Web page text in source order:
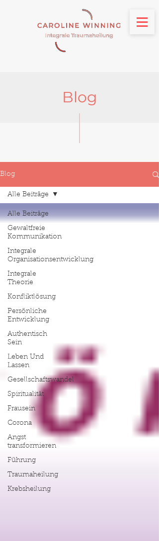
Blog
Blog
Alle Beiträge
Gewaltfreie
Kommunikation
Integrale
Organisationsentwicklung
Integrale
Theorie
Konfliktlösung
Persönliche
Entwicklung
Authentisch
Sein
Leben Und
Lassen
Gesellschaftswandel
Spiritualität
Frausein
Corona
Angst
transformieren
Führung
Traumaheilung
Krebsheilung
Alle Beiträge